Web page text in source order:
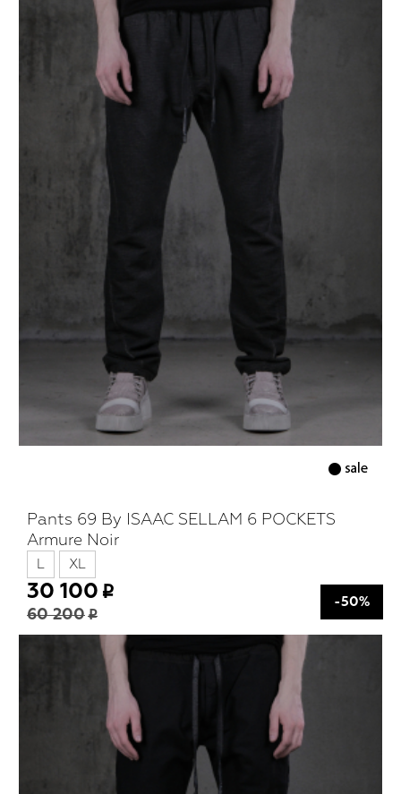
Pants 69 By ISAAC SELLAM 6 POCKETS
Armure Noir
L XL
30 100
60 200
-50%